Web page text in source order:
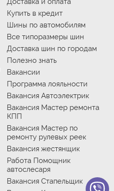
Купить в кредит
Шины по автомобилям
Все типоразмеры шин
Доставка шин по городам
Полезно знать
Вакансии
Программа лояльности
Вакансия Автоэлектрик
Вакансия Мастер ремонта
КПП
Вакансия Мастер по
ремонту рулевых реек
Вакансия жестянщик
Работа Помощник
автослесаря
Вакансия Стапельщик